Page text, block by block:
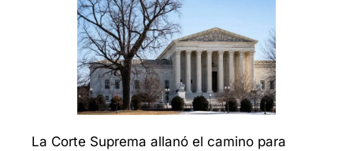
La Corte Suprema allanó el camino para